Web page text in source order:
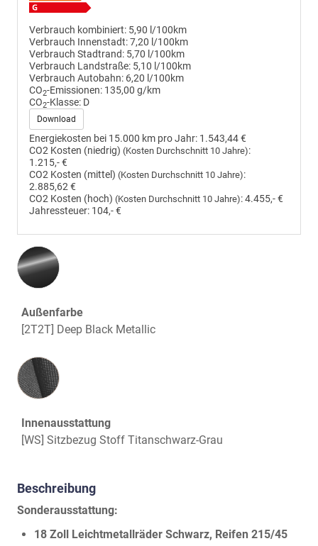
Verbrauch kombiniert: 5,90 l/100km
Verbrauch Innenstadt:7,20 l/100km
Verbrauch Stadtrand: 5,70 l/100km
Verbrauch Landstraße: 5,10 l/100km
Verbrauch Autobahn: 6,20 l/100km
CO2-Emissionen: 135,00 g/km
CO2-Klasse: D
Download
Energiekosten bei 15.000 km pro Jahr: 1.543,44 €
CO2 Kosten (niedrig) (Kosten Durchschnitt 10 Jahre):
1.215,- €
CO2 Kosten (mittel) (Kosten Durchschnitt 10 Jahre):
2.885,62 €
CO2 Kosten (hoch) (Kosten Durchschnitt 10 Jahre):4.455,- €
Jahressteuer: 104,- €
Außenfarbe
[2T2T] Deep Black Metallic
Innenausstattung
Innenausstattung
[WS] Sitzbezug Stoff Titanschwarz-Grau
Beschreibung
Sonderausstattung:
18 Zoll Leichtmetallräder Schwarz, Reifen 215/45